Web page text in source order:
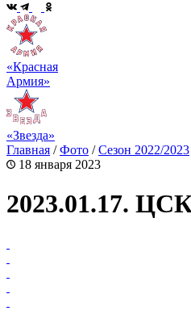
«Красная
Армия»
«Звезда»
Главная /Фото /Сезон 2022/2023
18 января 2023
2023.01.17.